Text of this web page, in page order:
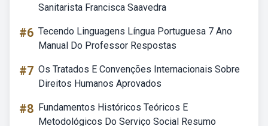
Sanitarista Francisca Saavedra
#6 Tecendo Linguagens Língua Portuguesa 7 Ano
Manual Do Professor Respostas
#7 Os Tratados E Convenções Internacionais Sobre
Direitos Humanos Aprovados
#8 Fundamentos Históricos Teóricos E
Metodológicos Do Serviço Social Resumo